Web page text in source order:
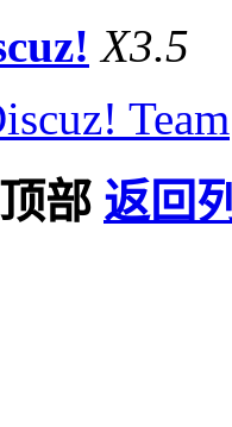
X3.5
Team
部 返回